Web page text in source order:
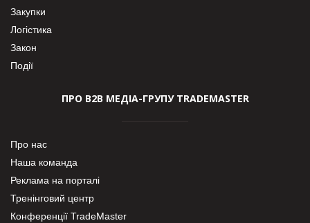
Закупки
Логістика
Закон
Події
ПРО В2В МЕДІА-ГРУПУ TRADEMASTER
Про нас
Наша команда
Реклама на порталі
Тренінговий центр
Конференції TradeMaster